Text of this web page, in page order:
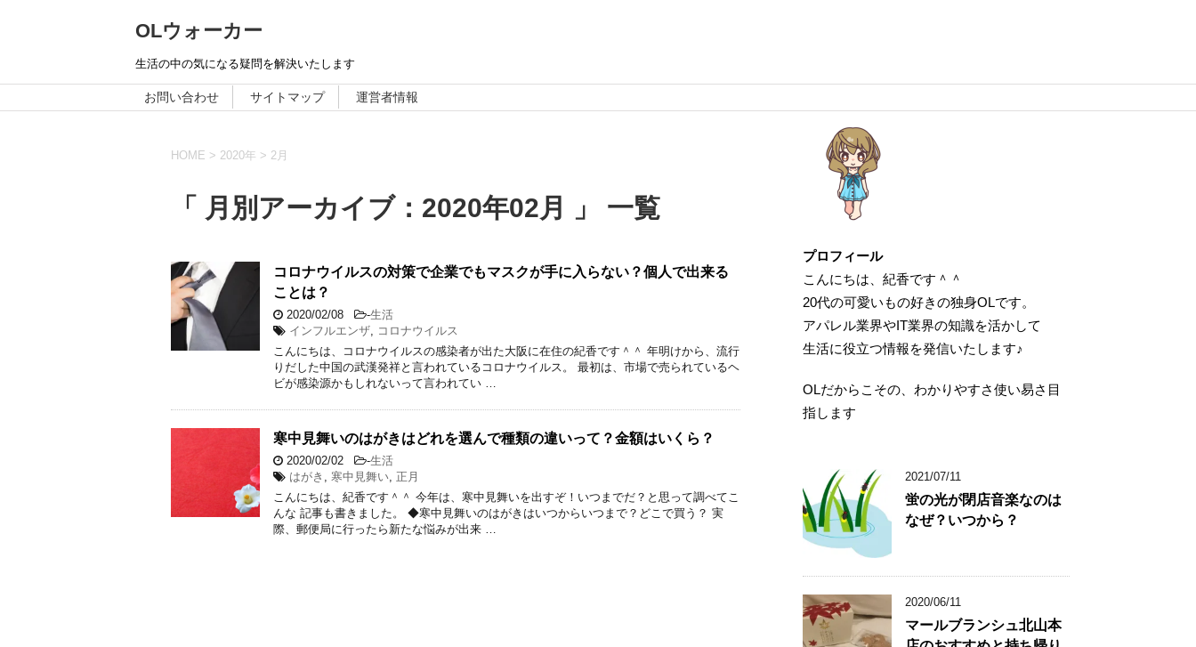
OLウォーカー
生活の中の気になる疑問を解決いたします
お問い合わせ サイトマップ 運営者情報
HOME > 2020年 > 2月
「 月別アーカイブ：2020年02月 」 一覧
コロナウイルスの対策で企業でもマスクが手に入らない？個人で出来る
ことは？
2020/02/08 -生活
インフルエンザ, コロナウイルス
こんにちは、コロナウイルスの感染者が出た大阪に在住の紀香です＾＾ 年明けから、流行
りだした中国の武漢発祥と言われているコロナウイルス。 最初は、市場で売られているヘ
ビが感染源かもしれないって言われてい …
寒中見舞いのはがきはどれを選んで種類の違いって？金額はいくら？
2020/02/02 -生活
はがき , 寒中見舞い, 正月
こんにちは、紀香です＾＾ 今年は、寒中見舞いを出すぞ！いつまでだ？と思って調べてこ
んな 記事も書きました。 ◆寒中見舞いのはがきはいつからいつまで？どこで買う？ 実
際、郵便局に行ったら新たな悩みが出来 …
プロフィール
こんにちは、紀香です＾＾
20代の可愛いもの好きの独身OLです。
アパレル業界やIT業界の知識を活かして
生活に役立つ情報を発信いたします♪
OLだからこその、わかりやすさ使い易さ目
指します
2021/07/11
蛍の光が閉店音楽なのは
なぜ？いつから？
2020/06/11
マールブランシュ北山本